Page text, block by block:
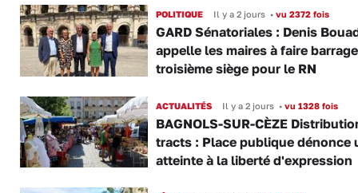
POLITIQUE Il y a 2 jours •vu 2372 fois
GARD Sénatoriales : Denis
appelle les maires à faire
troisième siège pour le RN
ACTUALITÉS Il y a 2 jours •vu 1328 fois
BAGNOLS-SUR-CÈZE
tracts : Place publique dénonce
atteinte à la liberté d'expression